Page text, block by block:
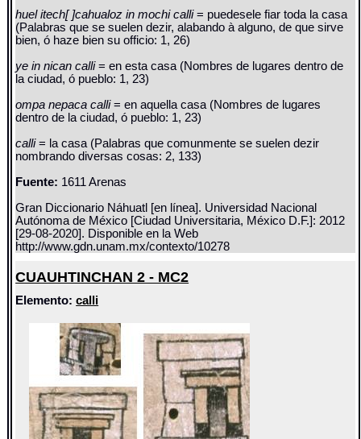
huel itech[ ]cahualoz in mochi calli= puedesele fiar toda la casa
(Palabras que se suelen dezir, alabando à alguno, de que sirve
bien, ó haze bien su officio: 1, 26)
ye in nican calli= en esta casa (Nombres de lugares dentro de
la ciudad, ó pueblo: 1, 23)
ompa nepaca calli= en aquella casa (Nombres de lugares
dentro de la ciudad, ó pueblo: 1, 23)
calli= la casa (Palabras que comunmente se suelen dezir
nombrando diversas cosas: 2, 133)
Fuente: 1611 Arenas
Gran Diccionario Náhuatl [en línea]. Universidad Nacional
Autónoma de México [Ciudad Universitaria, México D.F.]: 2012
[29-08-2020]. Disponible en la Web
http://www.gdn.unam.mx/contexto/10278
CUAUHTINCHAN 2 - MC2
Elemento:calli